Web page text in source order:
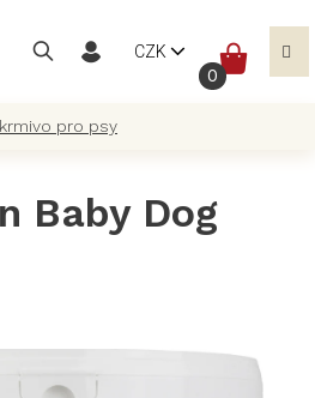
CZK
krmivo pro psy
Baby Dog